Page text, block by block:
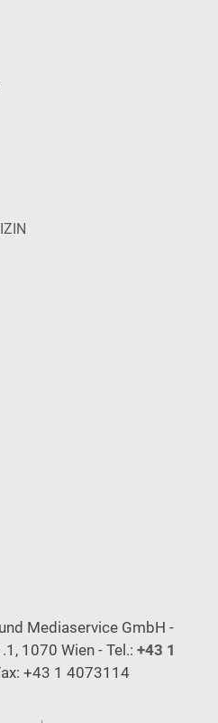
Mediaservice GmbH -
1070 Wien - Tel.: +43 1
+43 1 4073114